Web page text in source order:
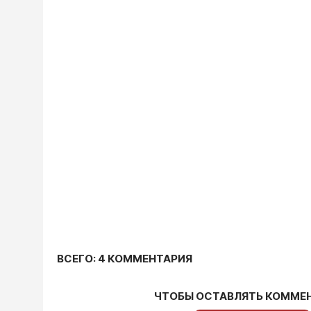
ВСЕГО: 4 КОММЕНТАРИЯ
ЧТОБЫ ОСТАВЛЯТЬ